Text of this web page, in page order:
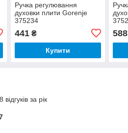
Ручка регулювання
духовки плити Gorenje
375234
441₴
Купити
588
за рік